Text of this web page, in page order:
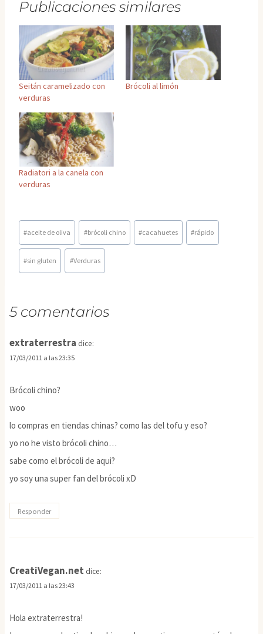
Publicaciones similares
Seitán caramelizado con
verduras
Brócoli al limón
Radiatori a la canela con
verduras
Etiquetas
de
la
#aceite de oliva #brócoli chino #cacahuetes #rápido
#sin gluten #Verduras
5 comentarios
extraterrestra dice:
17/03/2011 a las 23:35
Brócoli chino?
woo
lo compras en tiendas chinas? como las del tofu y eso?
yo no he visto brócoli chino…
sabe como el brócoli de aqui?
yo soy una super fan del brócoli xD
Responder
CreatiVegan.net dice:
17/03/2011 a las 23:43
Hola extraterrestra!